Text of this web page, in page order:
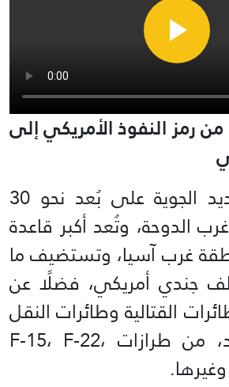
رمز النفوذ الأمريكي إلى
تقع قاعدة العديد الجوية على بُعد نحو 30
الدوحة، وتُعد أكبر قاعدة
غرب آسيا، وتستضيف ما
على 13 ألف جندي أمريكي، فضلًا عن
القتالية وطائرات النقل
والتزود بالوقود، من طرازات F‑15، F‑22،